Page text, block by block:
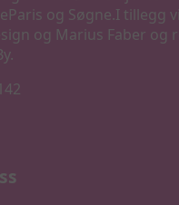
og Søgne.I tillegg
og Marius Faber og